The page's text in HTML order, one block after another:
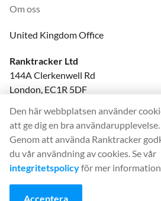
Om oss
United Kingdom Office
Ranktracker Ltd
144A Clerkenwell Rd
London, EC1R 5DF
felix@ranktracker.com
2015 -2026© Ranktracker. All
Den här webbplatsen använder
att ge dig en bra användarupplevelse.
Genom att använda Ranktracker
du vår användning av cookies. Se vår
integritetspolicyför mer
Acceptera